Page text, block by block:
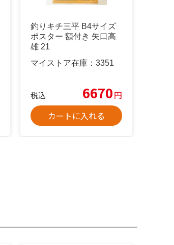
釣りキチ三平 B4サイズ
ポスター 額付き 矢口高
雄 21
マイストア在庫： 3351
税込 6670円
カートに入れる